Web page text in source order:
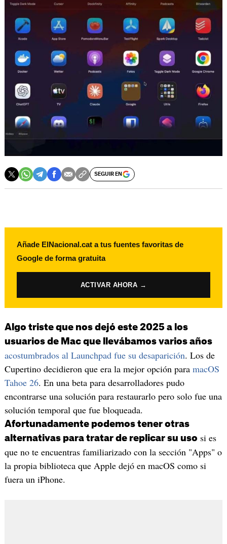
SEGUIR EN
Añade ElNacional.cat a tus fuentes favoritas de
Google de forma gratuita
ACTIVAR AHORA →
Algo triste que nos dejó este 2025 a los
usuarios de Mac que llevábamos varios años
acostumbrados al Launchpad fue su desaparición. Los de
Cupertino decidieron que era la mejor opción para macOS
Tahoe 26. En una beta para desarrolladores pudo
encontrarse una solución para restaurarlo pero solo fue una
solución temporal que fue bloqueada.
Afortunadamente podemos tener otras
alternativas para tratar de replicar su uso si es
que no te encuentras familiarizado con la sección "Apps" o
la propia biblioteca que Apple dejó en macOS como si
fuera un iPhone.